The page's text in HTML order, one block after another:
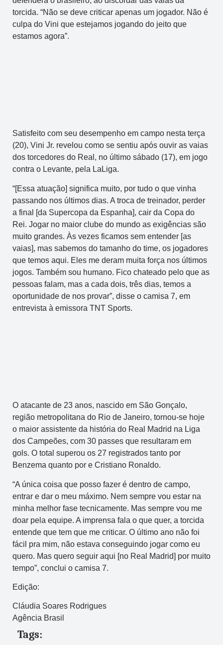
torcida. “Não se deve criticar apenas um jogador. Não é
culpa do Vini que estejamos jogando do jeito que
estamos agora”.
Satisfeito com seu desempenho em campo nesta terça
(20), Vini Jr. revelou como se sentiu após ouvir as vaias
dos torcedores do Real, no último sábado (17), em jogo
contra o Levante, pela LaLiga.
“[Essa atuação] significa muito, por tudo o que vinha
passando nos últimos dias. A troca de treinador, perder
a final [da Supercopa da Espanha], cair da Copa do
Rei. Jogar no maior clube do mundo as exigências são
muito grandes. Às vezes ficamos sem entender [as
vaias], mas sabemos do tamanho do time, os jogadores
que temos aqui. Eles me deram muita força nos últimos
jogos. Também sou humano. Fico chateado pelo que as
pessoas falam, mas a cada dois, três dias, temos a
oportunidade de nos provar”, disse o camisa 7, em
entrevista à emissora TNT Sports.
O atacante de 23 anos, nascido em São Gonçalo,
região metropolitana do Rio de Janeiro, tornou-se hoje
o maior assistente da história do Real Madrid na Liga
dos Campeões, com 30 passes que resultaram em
gols. O total superou os 27 registrados tanto por
Benzema quanto por e Cristiano Ronaldo.
“A única coisa que posso fazer é dentro de campo,
entrar e dar o meu máximo. Nem sempre vou estar na
minha melhor fase tecnicamente. Mas sempre vou me
doar pela equipe. A imprensa fala o que quer, a torcida
entende que tem que me criticar. O último ano não foi
fácil pra mim, não estava conseguindo jogar como eu
quero. Mas quero seguir aqui [no Real Madrid] por muito
tempo”, conclui o camisa 7.
Edição:
Cláudia Soares Rodrigues
Agência Brasil
Tags: